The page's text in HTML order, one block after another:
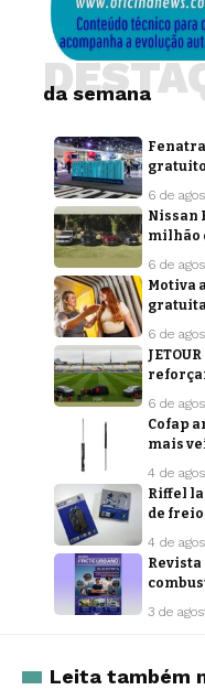
da semana
6 de
Nissan
milhão
6 de
Motiva
6 de
6 de
Cofap
mais
4 de
Riffel
de
4 de
3 de
Leita também